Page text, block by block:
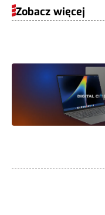
Zobacz więcej